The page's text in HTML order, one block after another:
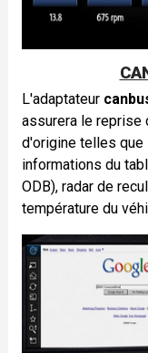
L'adaptateur
assurera le reprise
d'origine telles que
informations du
ODB), radar de
température du